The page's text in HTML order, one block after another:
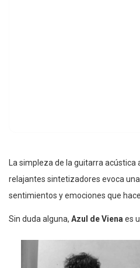
La simpleza de la guitarra acústica
relajantes sintetizadores evoca
sentimientos y emociones que
Sin duda alguna, Azul de Vienaes